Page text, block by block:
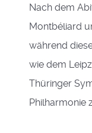
Nach dem
Montbéliard
während
wie dem
Thüringer
Philharmonie